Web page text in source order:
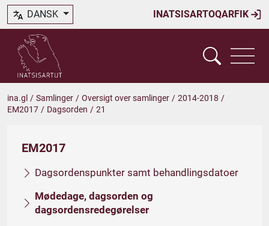
INATSISARTOQARFIK
DANSK
ina.gl / Samlinger / Oversigt over samlinger / 2014-2018 /
EM2017 / Dagsorden / 21
EM2017
Dagsordenspunkter samt behandlingsdatoer
Mødedage, dagsorden og
dagsordensredegørelser